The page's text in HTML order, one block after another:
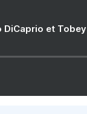
DiCaprio et